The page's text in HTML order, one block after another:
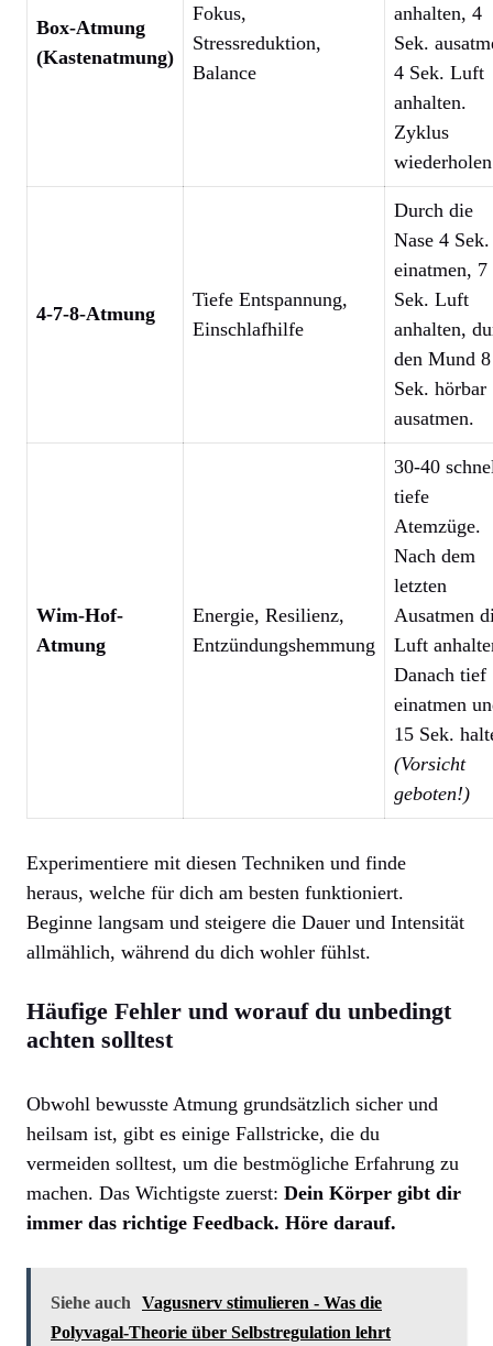
Box-Atmung
(Kastenatmung)
Fokus,
Stressreduktion,
Balance
anhalten, 4
Sek.
4 Sek. Luft
anhalten.
Zyklus
4-7-8-Atmung
Tiefe Entspannung,
Einschlafhilfe
Durch die
Nase 4 Sek.
einatmen, 7
Sek. Luft
anhalten,
den Mund 8
Sek. hörbar
ausatmen.
Wim-Hof-
Atmung
Energie, Resilienz,
Entzündungshemmung
30-40
tiefe
Atemzüge.
Nach dem
letzten
Ausatmen
Luft
Danach tief
einatmen
15 Sek.
(Vorsicht
geboten!)
Experimentiere mit diesen Techniken und finde
heraus, welche für dich am besten funktioniert.
Beginne langsam und steigere die Dauer und Intensität
allmählich, während du dich wohler fühlst.
Häufige Fehler und worauf du unbedingt
achten solltest
Obwohl bewusste Atmung grundsätzlich sicher und
heilsam ist, gibt es einige Fallstricke, die du
vermeiden solltest, um die bestmögliche Erfahrung zu
machen. Das Wichtigste zuerst: Dein Körper gibt dir
immer das richtige Feedback. Höre darauf.
Siehe auch
Vagusnerv stimulieren - Was die
Polyvagal-Theorie über Selbstregulation lehrt